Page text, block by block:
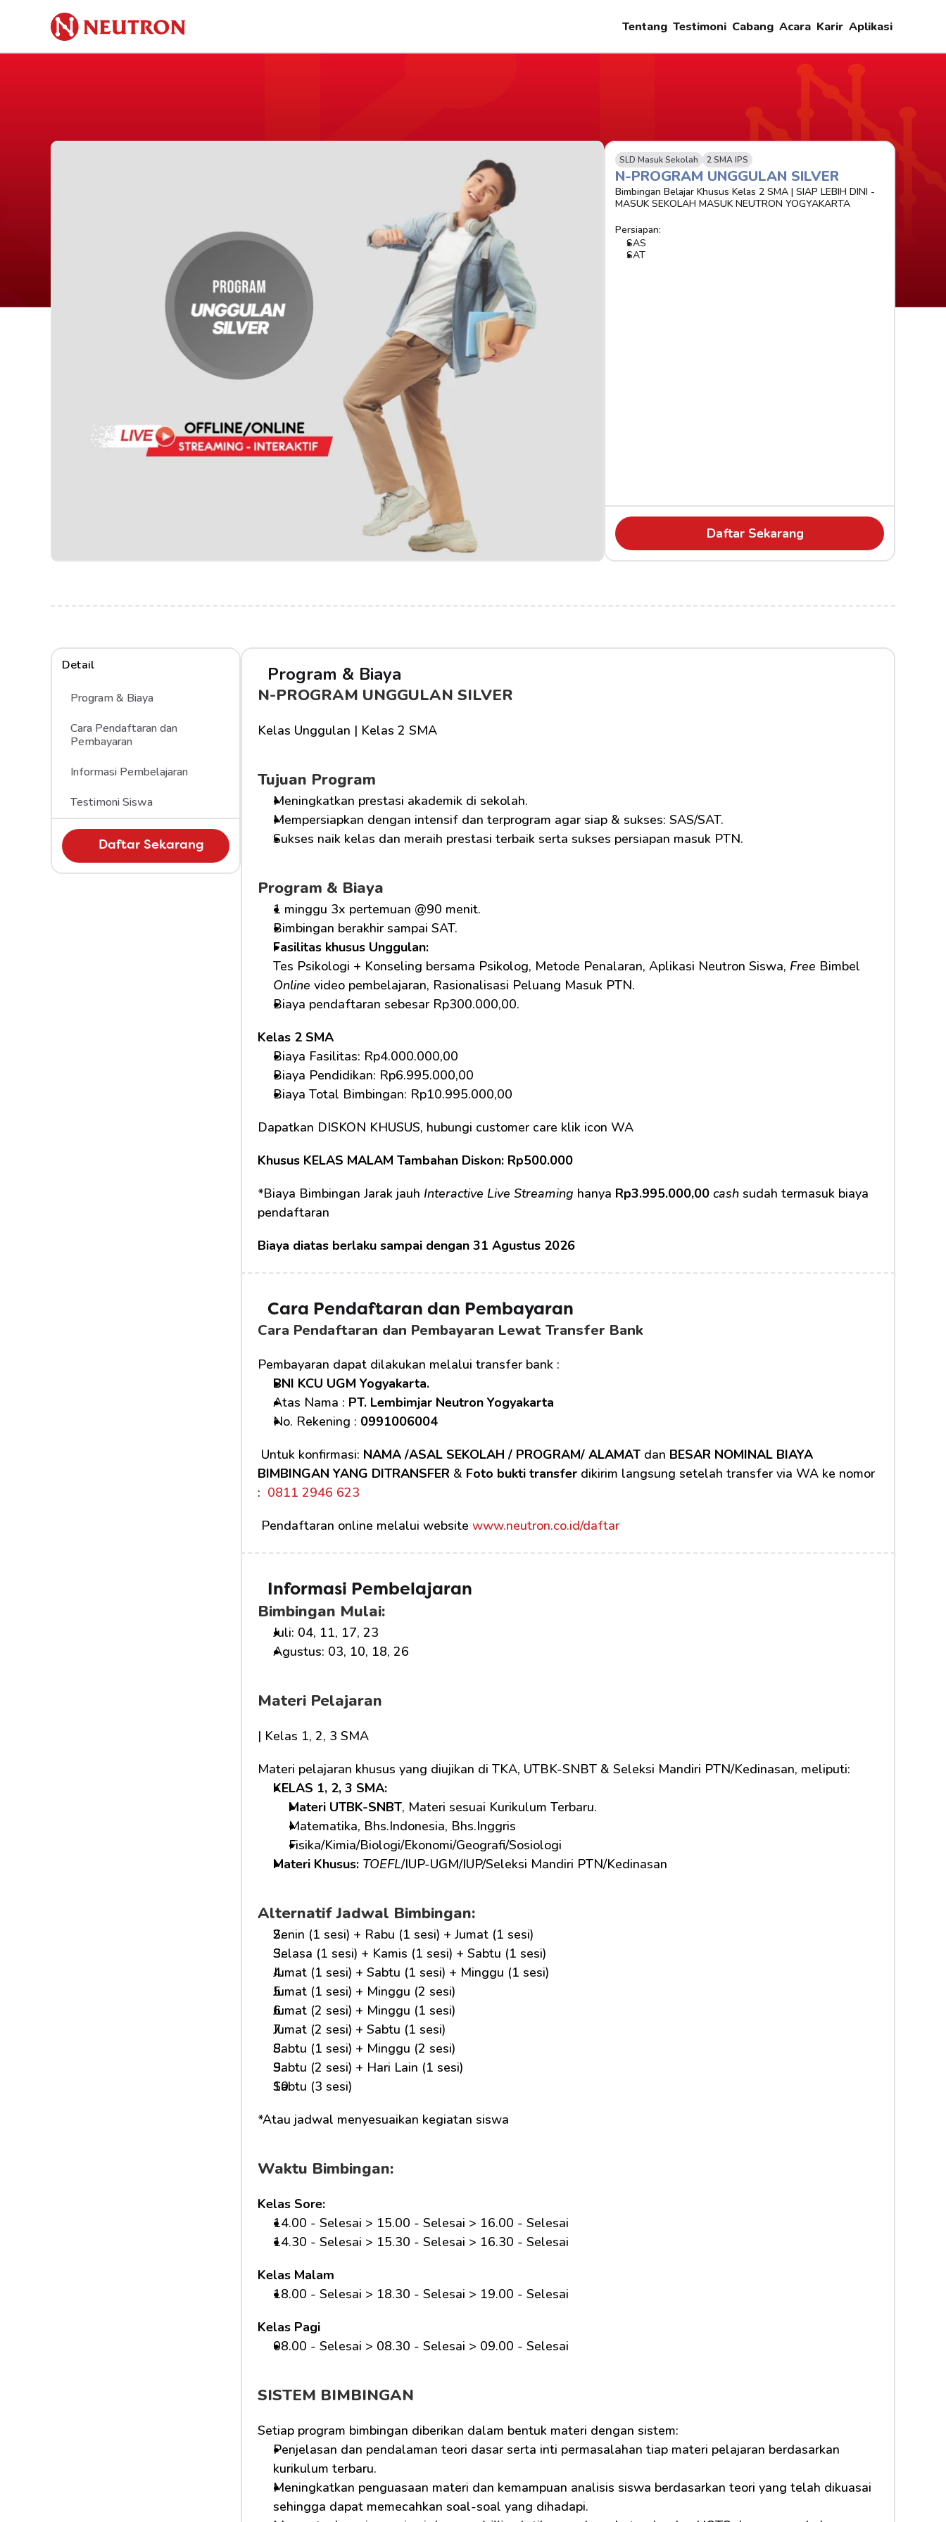
Tentang Testimoni Cabang Acara Karir Aplikasi
SLD Masuk Sekolah 2 SMA IPS
N-PROGRAM UNGGULAN SILVER
Bimbingan Belajar Khusus Kelas 2 SMA | SIAP LEBIH DINI -
MASUK SEKOLAH MASUK NEUTRON YOGYAKARTA
Persiapan:
SAS
SAT
Daftar Sekarang
Detail
Program & Biaya
Cara Pendaftaran dan
Pembayaran
Informasi Pembelajaran
Testimoni Siswa
Daftar Sekarang
Program & Biaya
N-PROGRAM UNGGULAN SILVER
Kelas Unggulan | Kelas 2 SMA
Tujuan Program
Meningkatkan prestasi akademik di sekolah.
Mempersiapkan dengan intensif dan terprogram agar siap & sukses: SAS/SAT.
Sukses naik kelas dan meraih prestasi terbaik serta sukses persiapan masuk PTN.
Program & Biaya
1 minggu 3x pertemuan @90 menit.
Bimbingan berakhir sampai SAT.
Fasilitas khusus Unggulan:
Tes Psikologi + Konseling bersama Psikolog, Metode Penalaran, Aplikasi Neutron Siswa, Free
Online video pembelajaran, Rasionalisasi Peluang Masuk PTN.
Biaya pendaftaran sebesar Rp300.000,00.
Kelas 2 SMA
Biaya Fasilitas: Rp4.000.000,00
Biaya Pendidikan: Rp6.995.000,00
Biaya Total Bimbingan: Rp10.995.000,00
Dapatkan DISKON KHUSUS, hubungi customer care klik icon WA
Khusus KELAS MALAM Tambahan Diskon: Rp500.000
*Biaya Bimbingan Jarak jauh Interactive Live Streaming hanya Rp3.995.000,00 cash sudah termasuk biaya
pendaftaran
Biaya diatas berlaku sampai dengan 31 Agustus 2026
Cara Pendaftaran dan Pembayaran
Cara Pendaftaran dan Pembayaran Lewat Transfer Bank
Pembayaran dapat dilakukan melalui transfer bank :
BNI KCU UGM Yogyakarta.
Atas Nama : PT. Lembimjar Neutron Yogyakarta
No. Rekening : 0991006004
Untuk konfirmasi: NAMA /ASAL SEKOLAH / PROGRAM/ ALAMAT dan BESAR NOMINAL BIAYA
BIMBINGAN YANG DITRANSFER & Foto bukti transfer dikirim langsung setelah transfer via WA ke nomor
: 0811 2946 623
Pendaftaran online melalui website www.neutron.co.id/daftar
Informasi Pembelajaran
Bimbingan Mulai:
Juli: 04, 11, 17, 23
Agustus: 03, 10, 18, 26
Materi Pelajaran
| Kelas 1, 2, 3 SMA
Materi pelajaran khusus yang diujikan di TKA, UTBK-SNBT & Seleksi Mandiri PTN/Kedinasan, meliputi:
KELAS 1, 2, 3 SMA:
Materi UTBK-SNBT, Materi sesuai Kurikulum Terbaru.
Matematika, Bhs.Indonesia, Bhs.Inggris
Fisika/Kimia/Biologi/Ekonomi/Geografi/Sosiologi
Materi Khusus: TOEFL/IUP-UGM/IUP/Seleksi Mandiri PTN/Kedinasan
Alternatif Jadwal Bimbingan:
Senin (1 sesi) + Rabu (1 sesi) + Jumat (1 sesi)
Selasa (1 sesi) + Kamis (1 sesi) + Sabtu (1 sesi)
Jumat (1 sesi) + Sabtu (1 sesi) + Minggu (1 sesi)
Jumat (1 sesi) + Minggu (2 sesi)
Jumat (2 sesi) + Minggu (1 sesi)
Jumat (2 sesi) + Sabtu (1 sesi)
Sabtu (1 sesi) + Minggu (2 sesi)
Sabtu (2 sesi) + Hari Lain (1 sesi)
Sabtu (3 sesi)
*Atau jadwal menyesuaikan kegiatan siswa
Waktu Bimbingan:
Kelas Sore:
14.00 - Selesai > 15.00 - Selesai > 16.00 - Selesai
14.30 - Selesai > 15.30 - Selesai > 16.30 - Selesai
Kelas Malam
18.00 - Selesai > 18.30 - Selesai > 19.00 - Selesai
Kelas Pagi
08.00 - Selesai > 08.30 - Selesai > 09.00 - Selesai
SISTEM BIMBINGAN
Setiap program bimbingan diberikan dalam bentuk materi dengan sistem:
Penjelasan dan pendalaman teori dasar serta inti permasalahan tiap materi pelajaran berdasarkan
kurikulum terbaru.
Meningkatkan penguasaan materi dan kemampuan analisis siswa berdasarkan teori yang telah dikuasai
sehingga dapat memecahkan soal-soal yang dihadapi.